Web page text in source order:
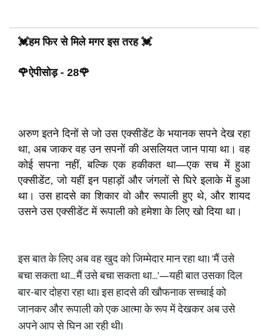
💓हम फिर से मिले मगर इस तरह 💓
🌹ऐपीसोड़ - 28🌹
अरुण इतने दिनों से जो उस एक्सीडेंट के भयानक सपने देख रहा
था, अब जाकर वह उन सपनों की असलियत जान पाया था। वह
कोई सपना नहीं, बल्कि एक हकीकत था—एक सच में हुआ
एक्सीडेंट, जो यहीं इन पहाड़ों और जंगलों से घिरे इलाके में हुआ
था। उस हादसे का शिकार वो और रूपाली हुए थे, और शायद
उसने उस एक्सीडेंट में रूपाली को हमेशा के लिए खो दिया था।
​इस बात के लिए अब वह खुद को जिम्मेदार मान रहा था। 'मैं उसे
बचा सकता था... मैं उसे बचा सकता था...'—यही बात उसका दिल
बार-बार दोहरा रहा था। इस हादसे की खौफनाक सच्चाई को
जानकर और रूपाली को एक आत्मा के रूप में देखकर अब उसे
अपने आप से घिन आ रही थी।